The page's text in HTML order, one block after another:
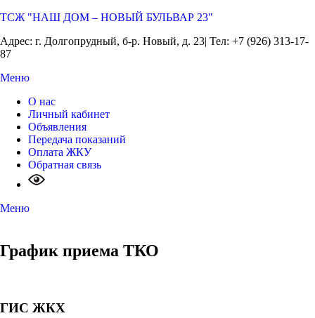
ТСЖ "НАШ ДОМ – НОВЫЙ БУЛЬВАР 23"
Адрес: г. Долгопрудный, б-р. Новый, д. 23| Тел: +7 (926) 313-17-
87
Меню
О нас
Личный кабинет
Объявления
Передача показаний
Оплата ЖКУ
Обратная связь
Меню
График приема ТКО
ГИС ЖКХ